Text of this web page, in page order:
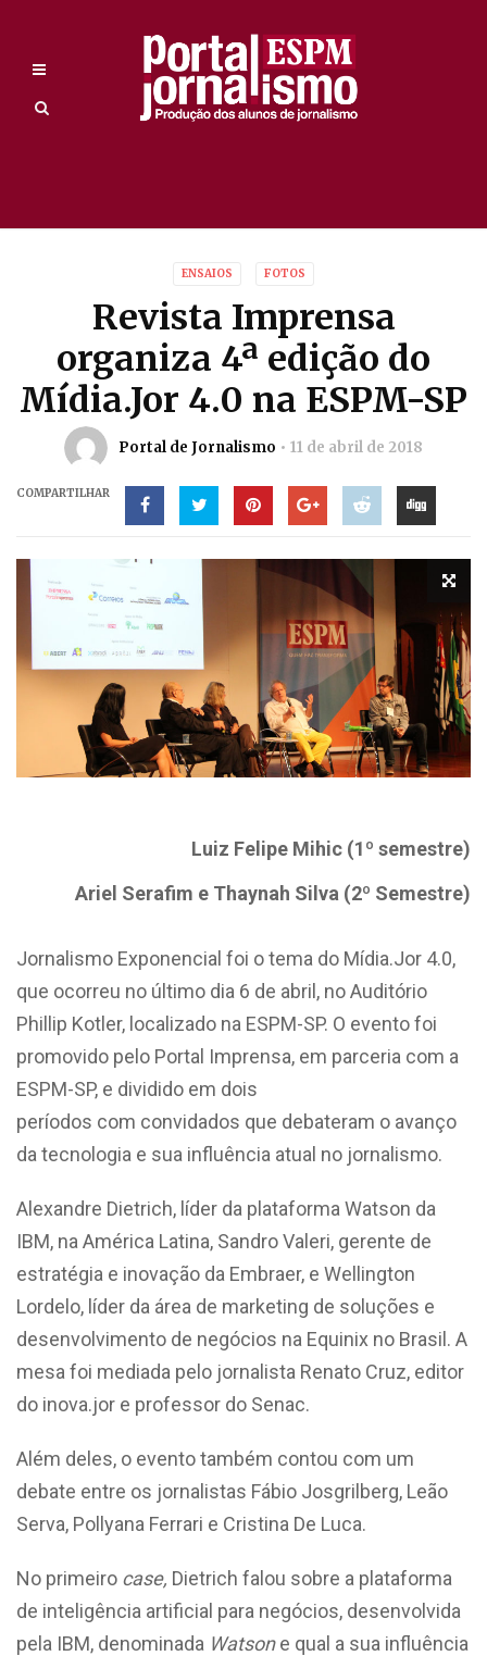
ENSAIOS FOTOS
Revista Imprensa
organiza 4ª edição do
Mídia.Jor 4.0 na ESPM-SP
Portal de Jornalismo 11 de abril de 2018
COMPARTILHAR
Luiz Felipe Mihic (1º semestre)
Ariel Serafim e Thaynah Silva (2º Semestre)
Jornalismo Exponencial foi o tema do Mídia.Jor 4.0,
que ocorreu no último dia 6 de abril, no Auditório
Phillip Kotler, localizado na ESPM-SP. O evento foi
promovido pelo Portal Imprensa, em parceria com a
ESPM-SP, e dividido em dois
períodos com convidados que debateram o avanço
da tecnologia e sua influência atual no jornalismo.
Alexandre Dietrich, líder da plataforma Watson da
IBM, na América Latina, Sandro Valeri, gerente de
estratégia e inovação da Embraer, e Wellington
Lordelo, líder da área de marketing de soluções e
desenvolvimento de negócios na Equinix no Brasil. A
mesa foi mediada pelo jornalista Renato Cruz, editor
do inova.jor e professor do Senac.
Além deles, o evento também contou com um
debate entre os jornalistas Fábio Josgrilberg, Leão
Serva, Pollyana Ferrari e Cristina De Luca.
No primeiro case, Dietrich falou sobre a plataforma
de inteligência artificial para negócios, desenvolvida
pela IBM, denominada Watsone qual a sua influência